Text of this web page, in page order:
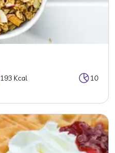
193 Kcal 10